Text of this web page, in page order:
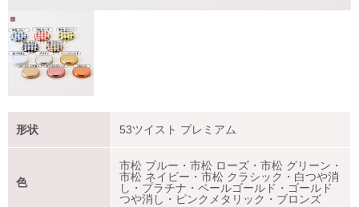
形状 53ツイスト プレミアム
色
市松 ブルー・市松 ローズ・市松 グリーン・
市松 ネイビー・市松 クラシック・白つや消
し・プラチナ・ペールゴールド・ゴールド
つや消し・ピンクメタリック・ブロンズ